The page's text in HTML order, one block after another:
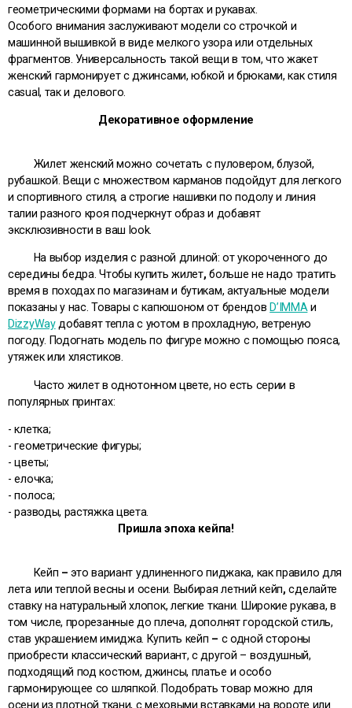
геометрическими формами на бортах и рукавах.
Особого внимания заслуживают модели со строчкой и
машинной вышивкой в виде мелкого узора или отдельных
фрагментов. Универсальность такой вещи в том, что жакет
женский гармонирует с джинсами, юбкой и брюками, как стиля
casuаl, так и делового.
Декоративное оформление
Жилет женский можно сочетать с пуловером, блузой,
рубашкой. Вещи с множеством карманов подойдут для легкого
и спортивного стиля, а строгие нашивки по подолу и линия
талии разного кроя подчеркнут образ и добавят
эксклюзивности в ваш look.
На выбор изделия с разной длиной: от укороченного до
середины бедра. Чтобы купить жилет,больше не надо тратить
время в походах по магазинам и бутикам, актуальные модели
показаны у нас. Товары с капюшоном от брендов D’IMMAи
DizzyWayдобавят тепла с уютом в прохладную, ветреную
погоду. Подогнать модель по фигуре можно с помощью пояса,
утяжек или хлястиков.
Часто жилет в однотонном цвете, но есть серии в
популярных принтах:
- клетка;
- геометрические фигуры;
- цветы;
- елочка;
- полоса;
- разводы, растяжка цвета.
Пришла эпоха кейпа!
Кейп –это вариант удлиненного пиджака, как правило для
лета или теплой весны и осени. Выбирая летний кейп,сделайте
ставку на натуральный хлопок, легкие ткани. Широкие рукава, в
том числе, прорезанные до плеча, дополнят городской стиль,
став украшением имиджа. Купить кейп – с одной стороны
приобрести классический вариант, с другой – воздушный,
подходящий под костюм, джинсы, платье и особо
гармонирующее со шляпкой. Подобрать товар можно для
осени из плотной ткани, с меховыми вставками на вороте или